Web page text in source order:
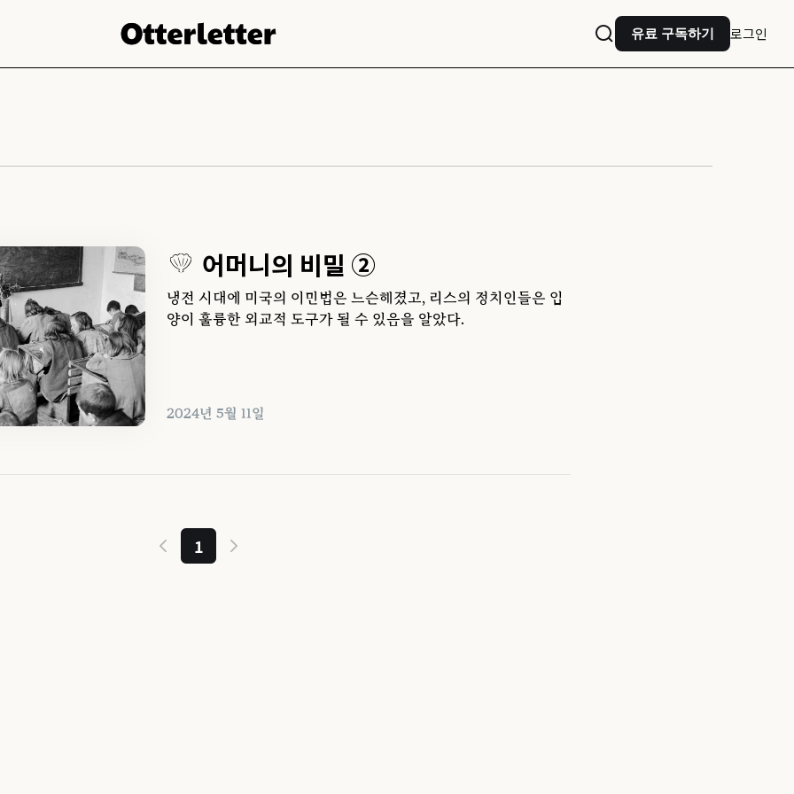
유료 구독하기 로그인
어머니의 비밀 ②
냉전 시대에 미국의 이민법은 느슨해졌고, 리스의 정치인들은 입
양이 훌륭한 외교적 도구가 될 수 있음을 알았다.
2024년 5월 11일
1